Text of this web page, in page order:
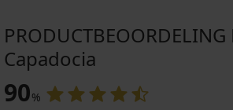
Capadocia
90%